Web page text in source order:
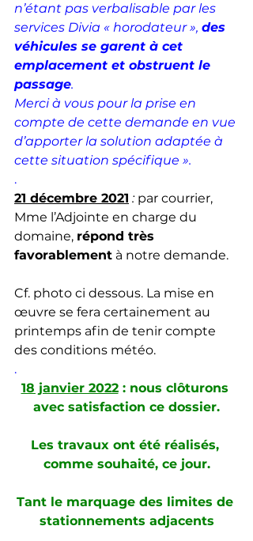
n’étant pas verbalisable par les
services Divia « horodateur », des
véhicules se garent à cet
emplacement et obstruent le
passage.
Merci à vous pour la prise en
compte de cette demande en vue
d’apporter la solution adaptée à
cette situation spécifique ».
.
21 décembre 2021 : par courrier,
Mme l’Adjointe en charge du
domaine, répond très
favorablement à notre demande.
Cf. photo ci dessous. La mise en
œuvre se fera certainement au
printemps afin de tenir compte
des conditions météo.
.
18 janvier 2022 : nous clôturons
avec satisfaction ce dossier.
Les travaux ont été réalisés,
comme souhaité, ce jour.
Tant le marquage des limites de
stationnements adjacents